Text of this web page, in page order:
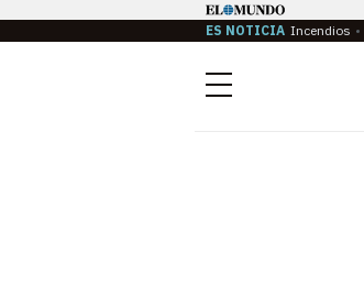
ES NOTICIA Incendios
Menú